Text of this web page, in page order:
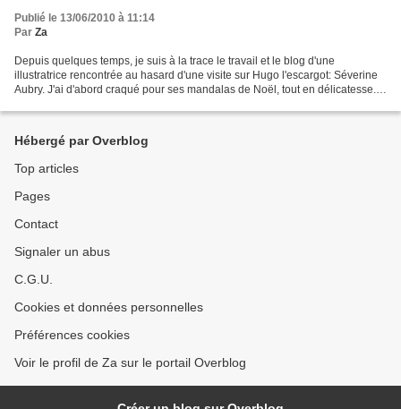
Publié le 13/06/2010 à 11:14
Par Za
Depuis quelques temps, je suis à la trace le travail et le blog d'une
illustratrice rencontrée au hasard d'une visite sur Hugo l'escargot: Séverine
Aubry. J'ai d'abord craqué pour ses mandalas de Noël, tout en délicatesse. Il
Hébergé par Overblog
Top articles
Pages
Contact
Signaler un abus
C.G.U.
Cookies et données personnelles
Préférences cookies
Voir le profil de Za sur le portail Overblog